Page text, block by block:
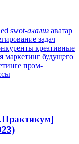
swot-анализ аватар
задач
креативные
маркетинг будущего
пром-